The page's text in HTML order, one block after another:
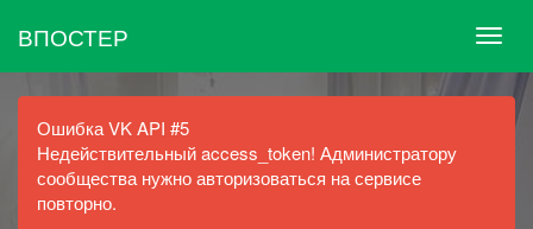
ВПОСТЕР
Ошибка VK API #5
Недействительный access_token! Администратору
сообщества нужно авторизоваться на сервисе
повторно.